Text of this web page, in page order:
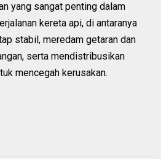
yang sangat penting dalam
kereta api, di antaranya
stabil, meredam getaran dan
serta mendistribusikan
mencegah kerusakan.